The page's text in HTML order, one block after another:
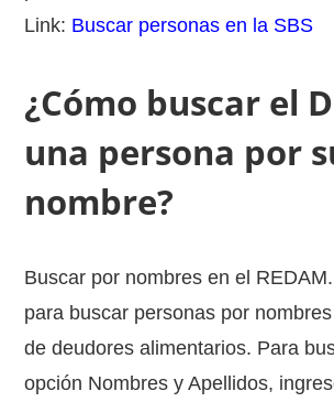
Link: Buscar personas en la SBS
¿Cómo buscar el
una persona por
nombre?
Buscar por nombres en el
para buscar personas por
de deudores alimentarios. Para
opción Nombres y Apellidos,